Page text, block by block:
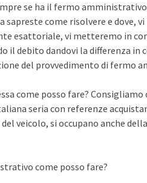
se ha il fermo
come risolvere e dove,
esattoriale, vi metteremo in
il debito dandovi la differenza in
del provvedimento di fermo
come posso fare?
seria con referenze
veicolo, si occupano anche
come posso fare?